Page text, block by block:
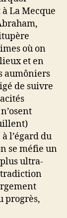
La Mecque
où on
et en
aumôniers
de suivre
l’égard du
se méfie un
ultra-
progrès,